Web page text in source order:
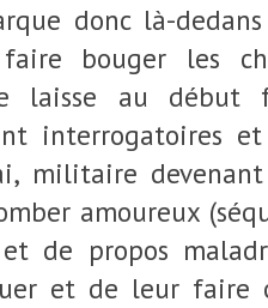
donc là-
faire bouger les
laisse au début
interrogatoires
militaire
amoureux
de propos
et de leur faire